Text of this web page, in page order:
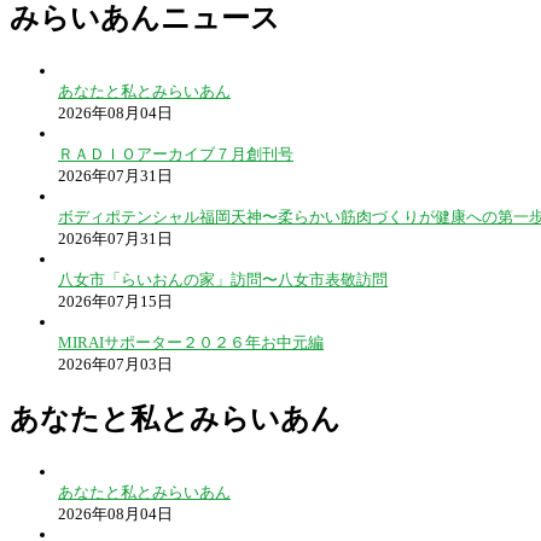
みらいあんニュース
あなたと私とみらいあん
2026年08月04日
ＲＡＤＩＯアーカイブ７月創刊号
2026年07月31日
ボディポテンシャル福岡天神〜柔らかい筋肉づくりが健康への第一
2026年07月31日
八女市「らいおんの家」訪問〜八女市表敬訪問
2026年07月15日
MIRAIサポーター２０２６年お中元編
2026年07月03日
あなたと私とみらいあん
あなたと私とみらいあん
2026年08月04日